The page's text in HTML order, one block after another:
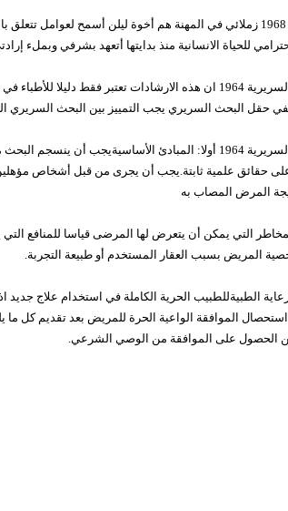
إعلان جنيفا للجمعية الطبية العالمية 1968 زملائي في المهنة هم أخوة
للحياة الانسانية منذ بدايتها أتعهد بشرفي وبملء
إعلان هلسنكي حول اجراء البحوث السريرية 1964 ان هذه
حقل البحث السريري يجب التمييز بين البحث السريري
إعلان هلسنكي حول اجراء البحوث السريرية 1964 أولا: المبادئ
حقائق علمية ثابتة.يجب أن يجرى من قبل أشخاص
المرض المصاب به
التي يمكن أن يتعرض لها المرضى قياسا للمنافع
المريض بسبب العقار المستخدم أو طبيعة التجربة.
الطبيةللطبيب الحرية الكاملة في استخدام علاج جديد
استحصال الموافقة الواعية الحرة للمريض بعد تقديم
على الموافقة من الوصي الشرعي.